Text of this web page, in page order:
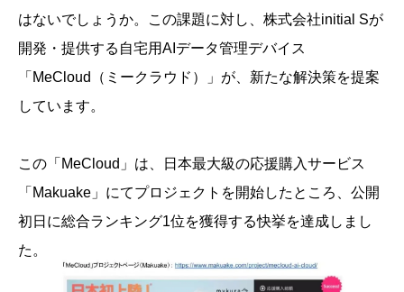
はないでしょうか。この課題に対し、株式会社initial Sが
開発・提供する自宅用AIデータ管理デバイス
「MeCloud（ミークラウド）」が、新たな解決策を提案
しています。
この「MeCloud」は、日本最大級の応援購入サービス
「Makuake」にてプロジェクトを開始したところ、公開
初日に総合ランキング1位を獲得する快挙を達成しまし
た。